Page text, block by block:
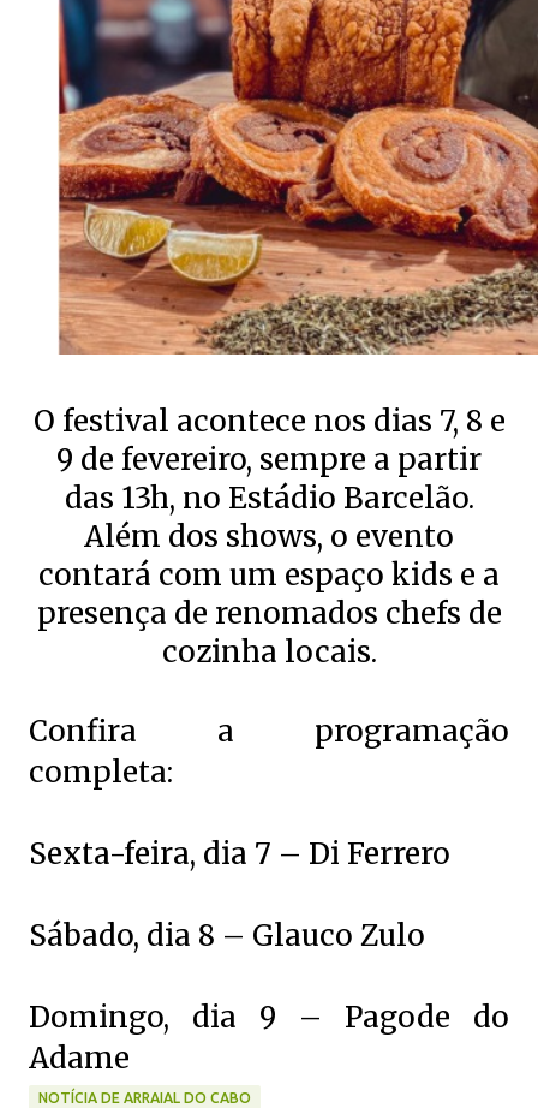
O festival acontece nos dias 7, 8 e
9 de fevereiro, sempre a partir
das 13h, no Estádio Barcelão.
Além dos shows, o evento
contará com um espaço kids e a
presença de renomados chefs de
cozinha locais.
Confira a programação
completa:
Sexta-feira, dia 7 – Di Ferrero
Sábado, dia 8 – Glauco Zulo
Domingo, dia 9 – Pagode do
Adame
NOTÍCIA DE ARRAIAL DO CABO